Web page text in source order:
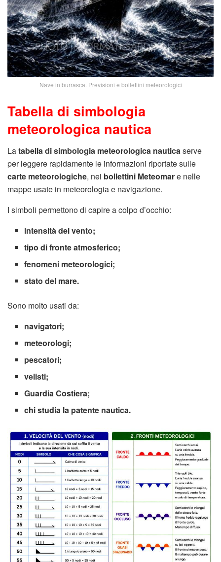
Nave in burrasca. Previsioni e bollettini meteorologici
Tabella di simbologia
meteorologica nautica
Latabella di simbologia meteorologica nauticaserve
per leggere rapidamente le informazioni riportate sulle
carte meteorologiche, nei bollettini Meteomare nelle
mappe usate in meteorologia e navigazione.
I simboli permettono di capire a colpo d’occhio:
intensità del vento;
tipo di fronte atmosferico;
fenomeni meteorologici;
stato del mare.
Sono molto usati da:
navigatori;
meteorologi;
pescatori;
velisti;
Guardia Costiera;
chi studia la patente nautica.